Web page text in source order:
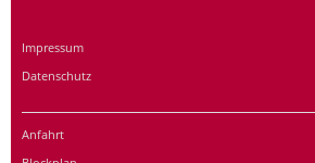
Impressum
Datenschutz
Anfahrt